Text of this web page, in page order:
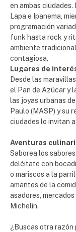
en ambas ciudades.
Lapa e Ipanema,
programación
funk hasta rock y
ambiente
contagiosa.
Lugares de
Desde las
el Pan de Azúcar y
las joyas urbanas
Paulo (MASP) y su
ciudades lo invitan
Aventuras
Saborea los
deléitate con
o mariscos a la
amantes de la
asadores,
Michelin.
¿Buscas otra razón